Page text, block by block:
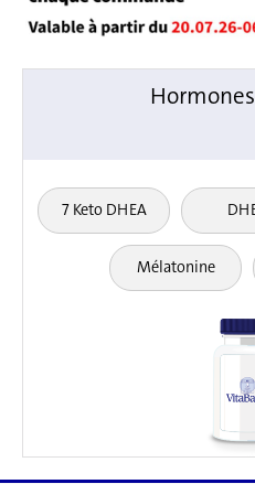
7 Keto DHEA
Mélatonine